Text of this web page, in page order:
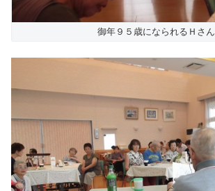
御年９５歳になられるＨさん